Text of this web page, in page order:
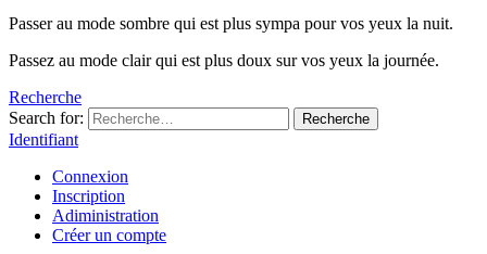
Passer au mode sombre qui est plus sympa pour vos yeux la nuit.
Passez au mode clair qui est plus doux sur vos yeux la journée.
Recherche
Search for:
Recherche
Identifiant
Connexion
Inscription
Adiministration
Créer un compte